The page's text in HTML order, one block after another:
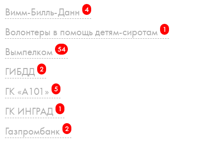
Вимм-Билль-Данн 4
Волонтеры в помощь детям-сиротам 1
Вымпелком 54
ГИБДД 2
ГК «А101» 5
ГК ИНГРАД 1
Газпромбанк 2